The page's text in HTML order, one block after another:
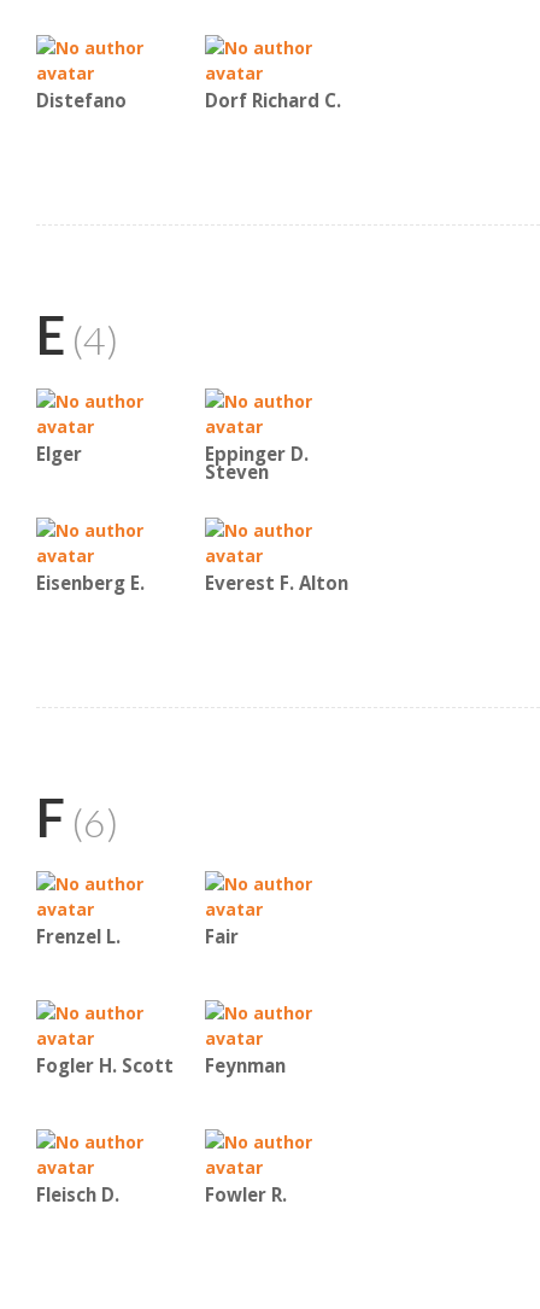
Distefano Dorf Richard C.
E (4)
Elger Eppinger D.
Steven
Eisenberg E. Everest F. Alton
F (6)
Frenzel L. Fair
Fogler H. Scott Feynman
Fleisch D. Fowler R.